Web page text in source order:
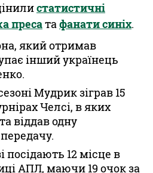
статистичні
пресатафанати синіх.
який отримав
інший українець
Мудрик зіграв 15
Челсі, в яких
віддав одну
посідають 12 місце в
АПЛ, маючи 19 очок за